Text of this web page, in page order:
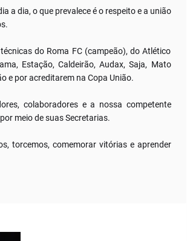
a dia, o que prevalece é o respeito e a união
do Roma FC (campeão), do Atlético
Estação, Caldeirão, Audax, Saja, Mato
e por acreditarem na Copa União.
colaboradores e a nossa competente
meio de suas Secretarias.
torcemos, comemorar vitórias e aprender